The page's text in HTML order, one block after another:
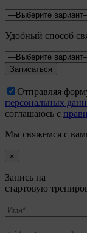
Удобный способ
Отправляя
персональных
соглашаюсь с
Мы свяжемся с
×
Запись на
стартовую